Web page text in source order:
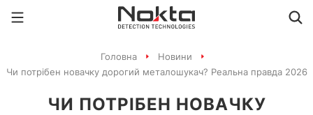
Головна
Новини
Чи потрібен новачку дорогий металошукач? Реальна правда 2026
ЧИ ПОТРІБЕН НОВАЧКУ